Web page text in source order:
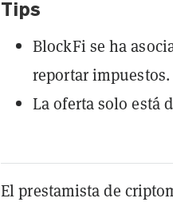
Tips
BlockFi se ha
reportar impuestos.
La oferta solo está
El prestamista de